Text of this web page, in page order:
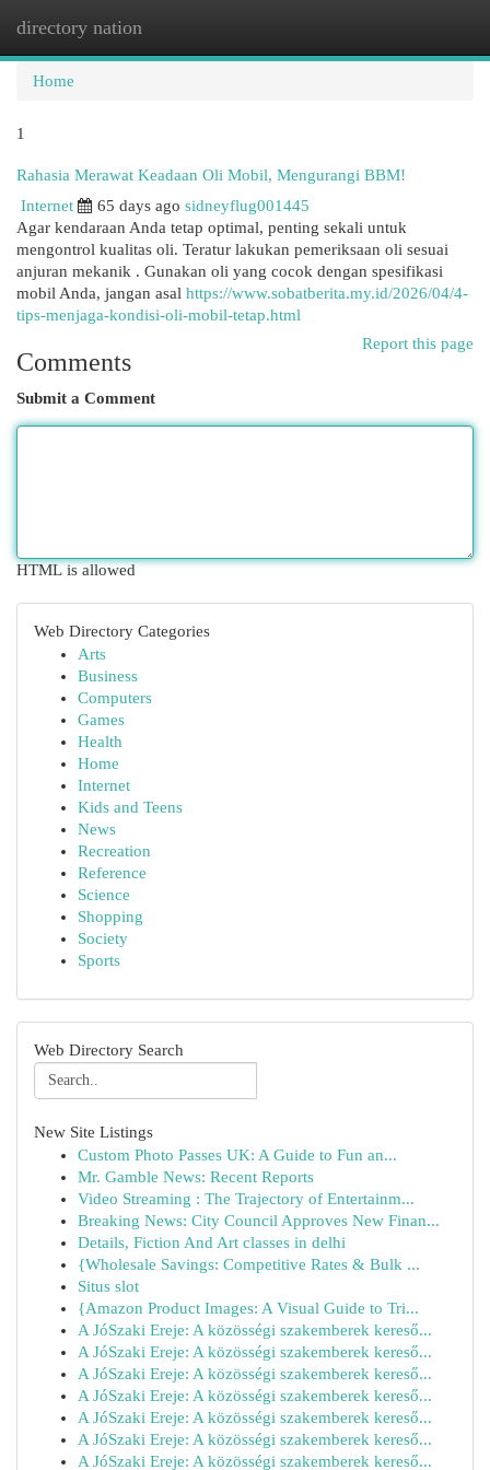
directory nation
Home
1
Rahasia Merawat Keadaan Oli Mobil, Mengurangi BBM!
Internet
65 days ago sidneyflug001445
Agar kendaraan Anda tetap optimal, penting sekali untuk
mengontrol kualitas oli. Teratur lakukan pemeriksaan oli sesuai
anjuran mekanik . Gunakan oli yang cocok dengan spesifikasi
mobil Anda, jangan asal https://www.sobatberita.my.id/2026/04/4-
tips-menjaga-kondisi-oli-mobil-tetap.html
Report this page
Comments
Submit a Comment
HTML is allowed
Web Directory Categories
Arts
Business
Computers
Games
Health
Home
Internet
Kids and Teens
News
Recreation
Reference
Science
Shopping
Society
Sports
Web Directory Search
New Site Listings
Custom Photo Passes UK: A Guide to Fun an...
Mr. Gamble News: Recent Reports
Video Streaming : The Trajectory of Entertainm...
Breaking News: City Council Approves New Finan...
Details, Fiction And Art classes in delhi
{Wholesale Savings: Competitive Rates & Bulk ...
Situs slot
{Amazon Product Images: A Visual Guide to Tri...
A JóSzaki Ereje: A közösségi szakemberek kereső...
A JóSzaki Ereje: A közösségi szakemberek kereső...
A JóSzaki Ereje: A közösségi szakemberek kereső...
A JóSzaki Ereje: A közösségi szakemberek kereső...
A JóSzaki Ereje: A közösségi szakemberek kereső...
A JóSzaki Ereje: A közösségi szakemberek kereső...
A JóSzaki Ereje: A közösségi szakemberek kereső...